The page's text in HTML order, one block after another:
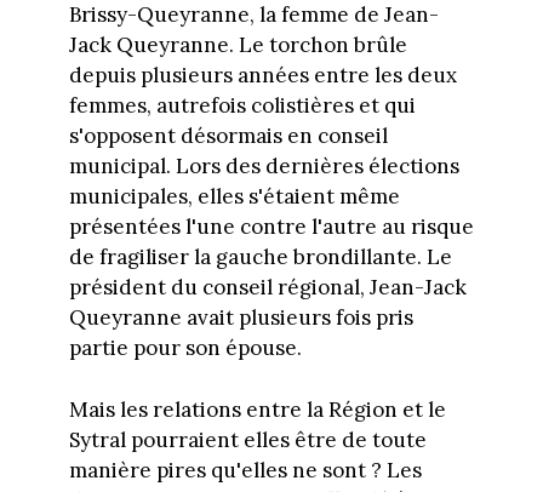
Brissy-Queyranne, la femme de Jean-
Jack Queyranne. Le torchon brûle
depuis plusieurs années entre les deux
femmes, autrefois colistières et qui
s'opposent désormais en conseil
municipal. Lors des dernières élections
municipales, elles s'étaient même
présentées l'une contre l'autre au risque
de fragiliser la gauche brondillante. Le
président du conseil régional, Jean-Jack
Queyranne avait plusieurs fois pris
partie pour son épouse.
Mais les relations entre la Région et le
Sytral pourraient elles être de toute
manière pires qu'elles ne sont ? Les